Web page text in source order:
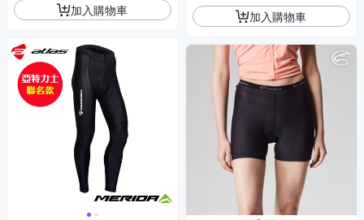
加入購物車 加入購物車